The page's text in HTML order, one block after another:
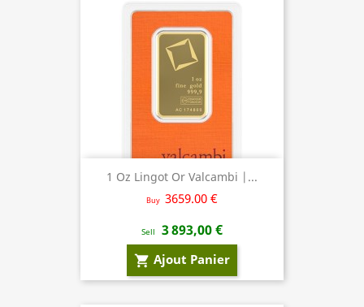
1 Oz Lingot Or Valcambi |...
Buy 3659.00 €
Sell 3 893,00 €
shopping_cart Ajout Panier